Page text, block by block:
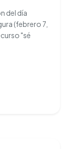
del día
(febrero 7,
"sé